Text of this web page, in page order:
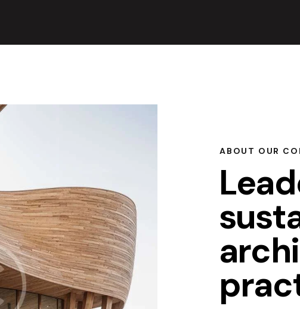
ABOUT OUR